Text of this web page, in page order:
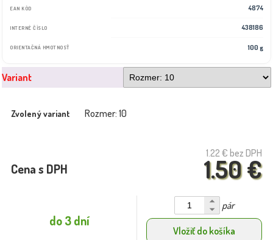
EAN KÓD 4874
INTERNÉ ČÍSLO 438186
ORIENTAČNÁ HMOTNOSŤ 100 g
Variant
Zvolený variant Rozmer: 10
1.22 € bez DPH
1.50 €
Cena s DPH
do 3 dní
pár
Vložiť do košíka